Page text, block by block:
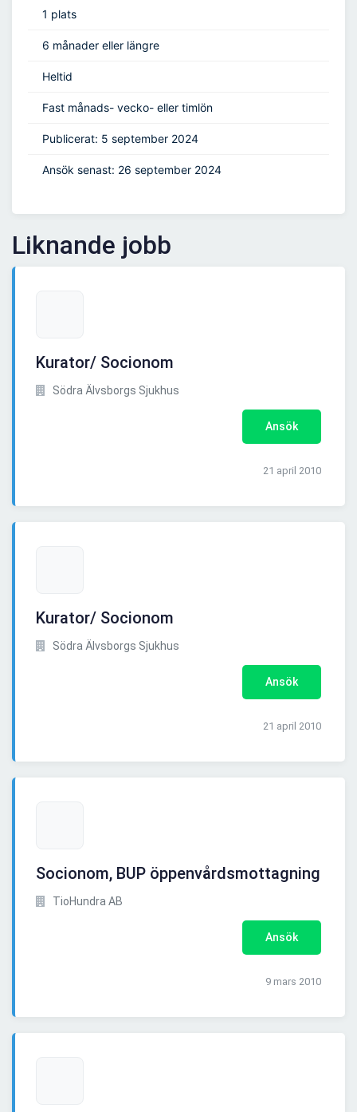
1 plats
6 månader eller längre
Heltid
Fast månads- vecko- eller timlön
Publicerat: 5 september 2024
Ansök senast: 26 september 2024
Liknande jobb
Kurator/ Socionom
Södra Älvsborgs Sjukhus
Ansök
21 april 2010
Kurator/ Socionom
Södra Älvsborgs Sjukhus
Ansök
21 april 2010
Socionom, BUP öppenvårdsmottagning
TioHundra AB
Ansök
9 mars 2010